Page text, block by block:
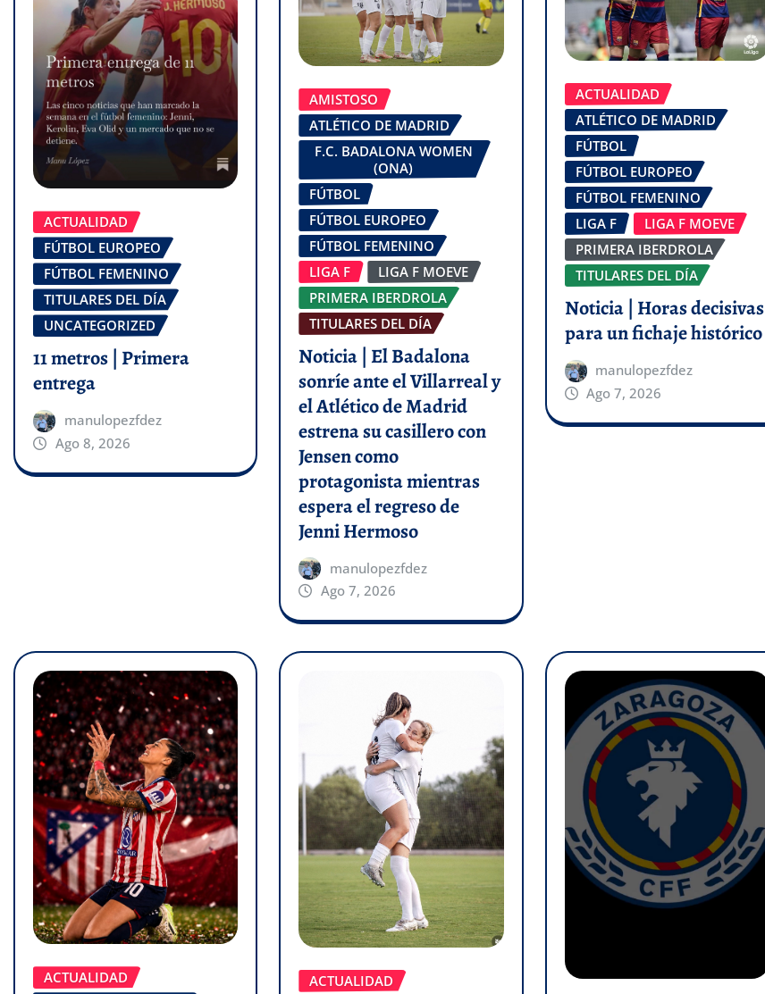
ACTUALIDAD
FÚTBOL EUROPEO
FÚTBOL FEMENINO
TITULARES DEL DÍA
UNCATEGORIZED
11 metros | Primera
entrega
manulopezfdez
Ago 8, 2026
AMISTOSO
ATLÉTICO DE MADRID
F.C. BADALONA WOMEN
(ONA)
FÚTBOL
FÚTBOL EUROPEO
FÚTBOL FEMENINO
LIGA F
LIGA F MOEVE
PRIMERA IBERDROLA
TITULARES DEL DÍA
Noticia | El Badalona
sonríe ante el Villarreal y
el Atlético de Madrid
estrena su casillero con
Jensen como
protagonista mientras
espera el regreso de
Jenni Hermoso
manulopezfdez
Ago 7, 2026
ACTUALIDAD
ATLÉTICO DE MADRID
FÚTBOL
FÚTBOL EUROPEO
FÚTBOL FEMENINO
LIGA F
LIGA F MOEVE
PRIMERA IBERDROLA
TITULARES DEL DÍA
Noticia | Horas decisivas
para un fichaje histórico
manulopezfdez
Ago 7, 2026
ACTUALIDAD ACTUALIDAD